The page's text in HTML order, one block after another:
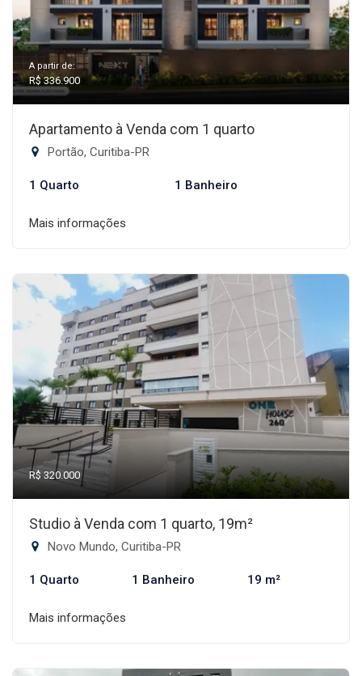
A partir de:
R$ 336.900
Apartamento à Venda com 1 quarto
Portão, Curitiba-PR
1 Quarto 1 Banheiro
Mais informações
R$ 320.000
Studio à Venda com 1 quarto, 19m²
Novo Mundo, Curitiba-PR
1 Quarto 1 Banheiro 19 m²
Mais informações